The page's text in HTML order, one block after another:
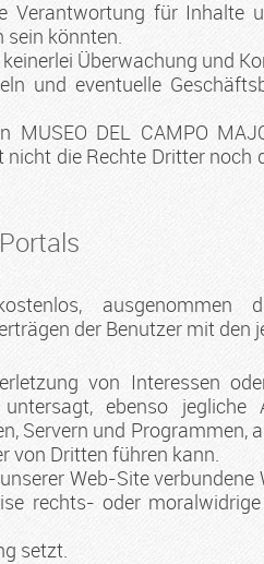
Verantwortung für
sein könnten.
Überwachung und
und eventuelle
DEL CAMPO
die Rechte Dritter noch
ausgenommen
der Benutzer mit den
von Interessen
ebenso
Servern und
von Dritten führen kann.
Web-Site
rechts- oder
setzt.